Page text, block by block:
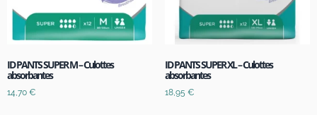
ID PANTS SUPER M – Culottes
absorbantes
14,70 €
ID PANTS SUPER XL – Culottes
absorbantes
18,95 €